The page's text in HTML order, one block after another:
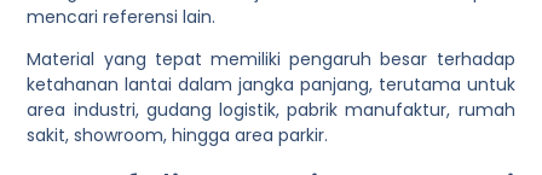
mencari referensi lain.
Material yang tepat memiliki pengaruh besar terhadap
ketahanan lantai dalam jangka panjang, terutama untuk
area industri, gudang logistik, pabrik manufaktur, rumah
sakit, showroom, hingga area parkir.